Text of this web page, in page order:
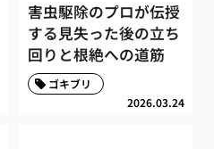
害虫駆除のプロが伝授
する見失った後の立ち
回りと根絶への道筋
2026.03.24
ゴキブリ